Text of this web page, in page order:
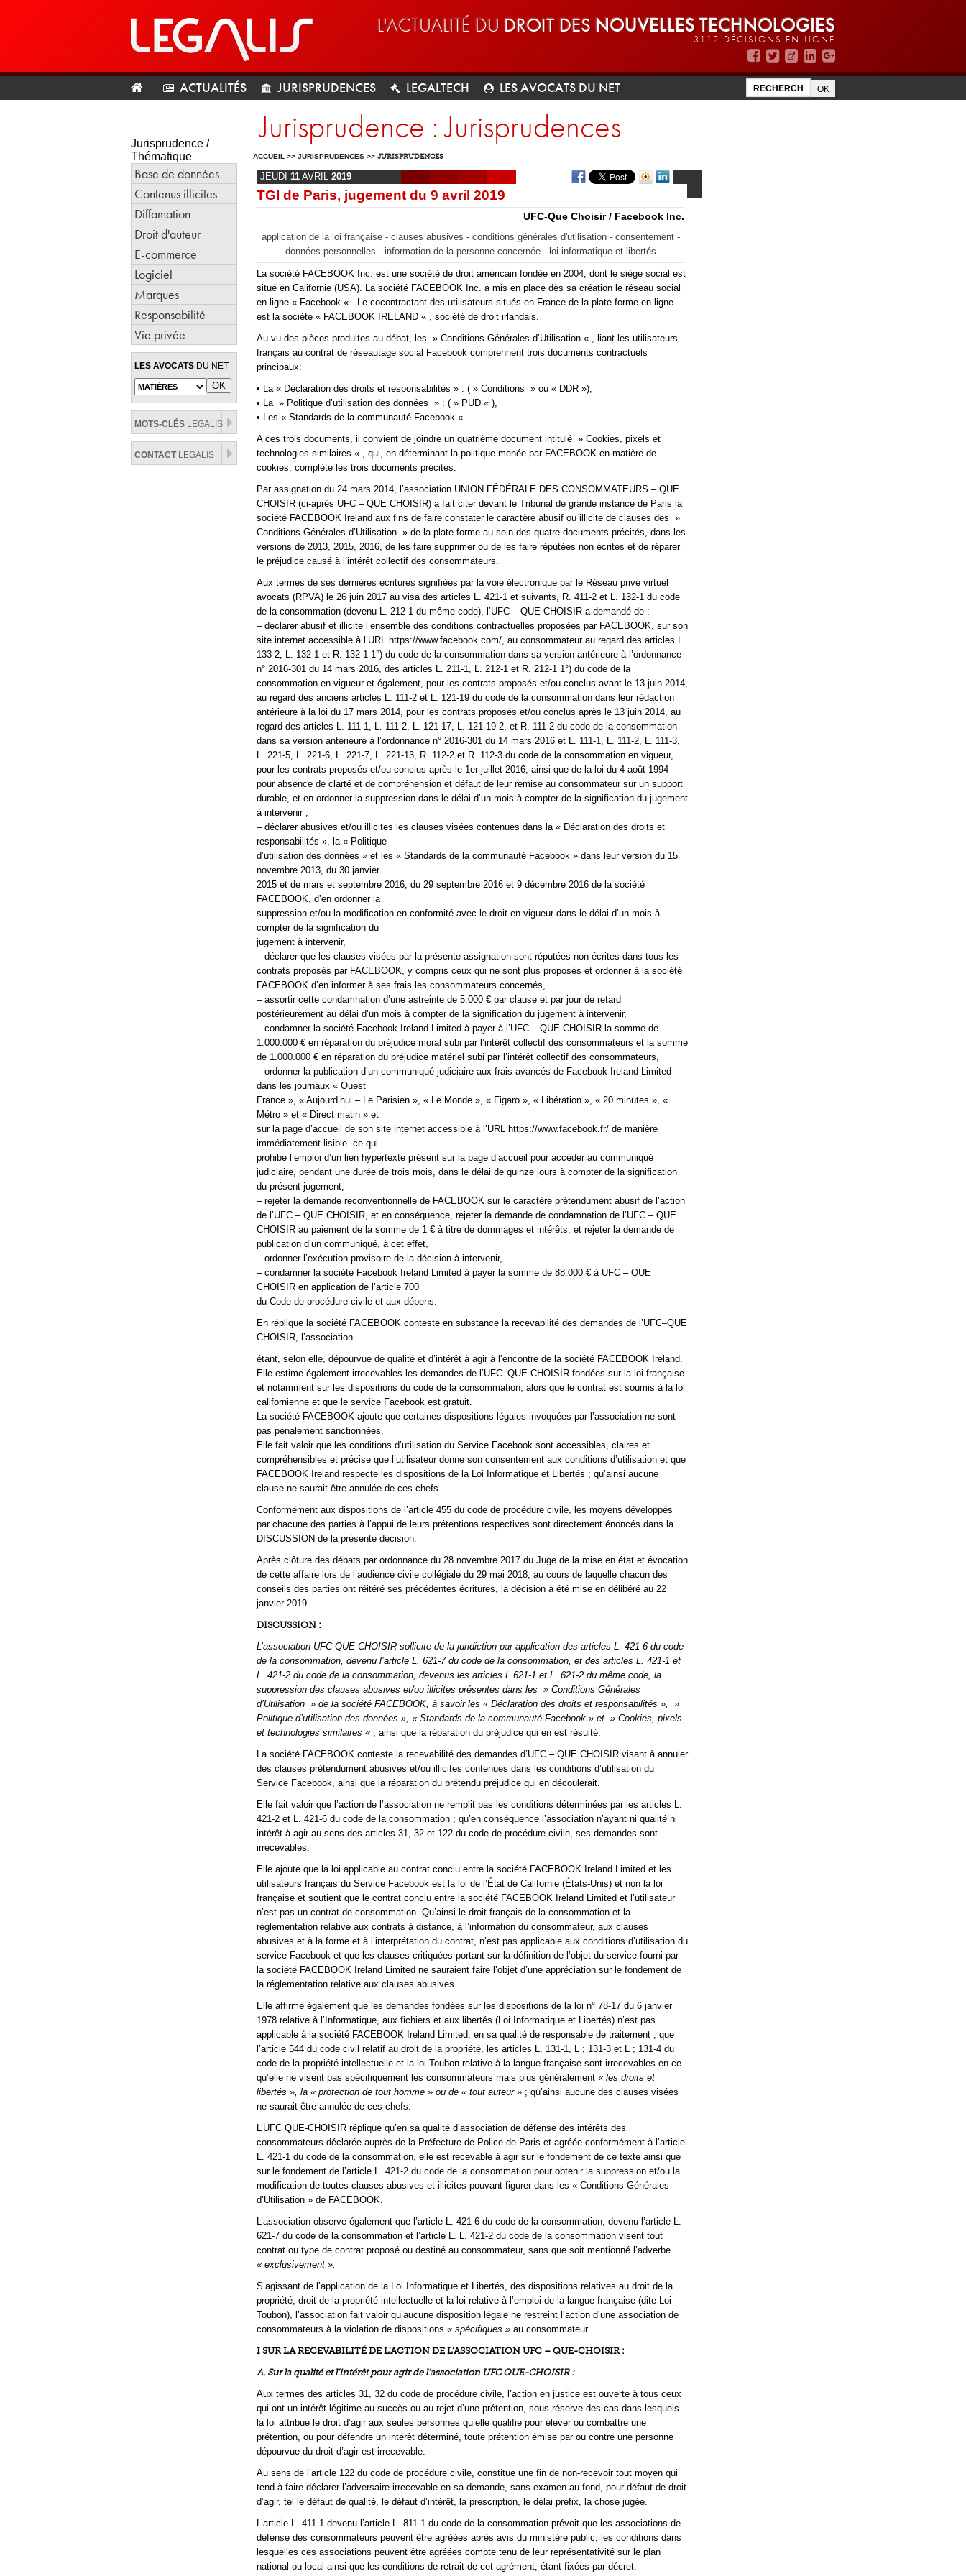
L'ACTUALITÉ DU DROIT DES NOUVELLES TECHNOLOGIES
3112 DÉCISIONS EN LIGNE
ACTUALITÉS JURISPRUDENCES LEGALTECH LES AVOCATS DU NET
Jurisprudence /
Thématique
Base de données
Contenus illicites
Diffamation
Droit d'auteur
E-commerce
Logiciel
Marques
Responsabilité
Vie privée
LES AVOCATS DU NET
MOTS-CLÉS LEGALIS
CONTACTLEGALIS
Jurisprudence : Jurisprudences
ACCUEIL >> JURISPRUDENCES >> JURISPRUDENCES
JEUDI 11 AVRIL 2019
TGI de Paris, jugement du 9 avril 2019
UFC-Que Choisir / Facebook Inc.
application de la loi française - clauses abusives - conditions générales d'utilisation - consentement -
données personnelles - information de la personne concernée - loi informatique et libertés
La société FACEBOOK Inc. est une société de droit américain fondée en 2004, dont le siège social est
situé en Californie (USA). La société FACEBOOK Inc. a mis en place dès sa création le réseau social
en ligne « Facebook « . Le cocontractant des utilisateurs situés en France de la plate-forme en ligne
est la société « FACEBOOK IRELAND « , société de droit irlandais.
Au vu des pièces produites au débat, les » Conditions Générales d’Utilisation « , liant les utilisateurs
français au contrat de réseautage social Facebook comprennent trois documents contractuels
principaux:
• La « Déclaration des droits et responsabilités » : ( » Conditions » ou « DDR »),
• La » Politique d’utilisation des données » : ( » PUD « ),
• Les « Standards de la communauté Facebook « .
A ces trois documents, il convient de joindre un quatrième document intitulé » Cookies, pixels et
technologies similaires « , qui, en déterminant la politique menée par FACEBOOK en matière de
cookies, complète les trois documents précités.
Par assignation du 24 mars 2014, l’association UNION FÉDÉRALE DES CONSOMMATEURS – QUE
CHOISIR (ci-après UFC – QUE CHOISIR) a fait citer devant le Tribunal de grande instance de Paris la
société FACEBOOK Ireland aux fins de faire constater le caractère abusif ou illicite de clauses des »
Conditions Générales d’Utilisation » de la plate-forme au sein des quatre documents précités, dans les
versions de 2013, 2015, 2016, de les faire supprimer ou de les faire réputées non écrites et de réparer
le préjudice causé à l’intérêt collectif des consommateurs.
Aux termes de ses dernières écritures signifiées par la voie électronique par le Réseau privé virtuel
avocats (RPVA) le 26 juin 2017 au visa des articles L. 421-1 et suivants, R. 411-2 et L. 132-1 du code
de la consommation (devenu L. 212-1 du même code), l’UFC – QUE CHOISIR a demandé de :
– déclarer abusif et illicite l’ensemble des conditions contractuelles proposées par FACEBOOK, sur son
site internet accessible à l’URL https://www.facebook.com/, au consommateur au regard des articles L.
133-2, L. 132-1 et R. 132-1 1°) du code de la consommation dans sa version antérieure à l’ordonnance
n° 2016-301 du 14 mars 2016, des articles L. 211-1, L. 212-1 et R. 212-1 1°) du code de la
consommation en vigueur et également, pour les contrats proposés et/ou conclus avant le 13 juin 2014,
au regard des anciens articles L. 111-2 et L. 121-19 du code de la consommation dans leur rédaction
antérieure à la loi du 17 mars 2014, pour les contrats proposés et/ou conclus après le 13 juin 2014, au
regard des articles L. 111-1, L. 111-2, L. 121-17, L. 121-19-2, et R. 111-2 du code de la consommation
dans sa version antérieure à l’ordonnance n° 2016-301 du 14 mars 2016 et L. 111-1, L. 111-2, L. 111-3,
L. 221-5, L. 221-6, L. 221-7, L. 221-13, R. 112-2 et R. 112-3 du code de la consommation en vigueur,
pour les contrats proposés et/ou conclus après le 1er juillet 2016, ainsi que de la loi du 4 août 1994
pour absence de clarté et de compréhension et défaut de leur remise au consommateur sur un support
durable, et en ordonner la suppression dans le délai d’un mois à compter de la signification du jugement
à intervenir ;
– déclarer abusives et/ou illicites les clauses visées contenues dans la « Déclaration des droits et
responsabilités », la « Politique
d’utilisation des données » et les « Standards de la communauté Facebook » dans leur version du 15
novembre 2013, du 30 janvier
2015 et de mars et septembre 2016, du 29 septembre 2016 et 9 décembre 2016 de la société
FACEBOOK, d’en ordonner la
suppression et/ou la modification en conformité avec le droit en vigueur dans le délai d’un mois à
compter de la signification du
jugement à intervenir,
– déclarer que les clauses visées par la présente assignation sont réputées non écrites dans tous les
contrats proposés par FACEBOOK, y compris ceux qui ne sont plus proposés et ordonner à la société
FACEBOOK d’en informer à ses frais les consommateurs concernés,
– assortir cette condamnation d’une astreinte de 5.000 € par clause et par jour de retard
postérieurement au délai d’un mois à compter de la signification du jugement à intervenir,
– condamner la société Facebook Ireland Limited à payer à l’UFC – QUE CHOISIR la somme de
1.000.000 € en réparation du préjudice moral subi par l’intérêt collectif des consommateurs et la somme
de 1.000.000 € en réparation du préjudice matériel subi par l’intérêt collectif des consommateurs,
– ordonner la publication d’un communiqué judiciaire aux frais avancés de Facebook Ireland Limited
dans les journaux « Ouest
France », « Aujourd’hui – Le Parisien », « Le Monde », « Figaro », « Libération », « 20 minutes », «
Métro » et « Direct matin » et
sur la page d’accueil de son site internet accessible à l’URL https://www.facebook.fr/ de manière
immédiatement lisible- ce qui
prohibe l’emploi d’un lien hypertexte présent sur la page d’accueil pour accéder au communiqué
judiciaire, pendant une durée de trois mois, dans le délai de quinze jours à compter de la signification
du présent jugement,
– rejeter la demande reconventionnelle de FACEBOOK sur le caractère prétendument abusif de l’action
de l’UFC – QUE CHOISIR, et en conséquence, rejeter la demande de condamnation de l’UFC – QUE
CHOISIR au paiement de la somme de 1 € à titre de dommages et intérêts, et rejeter la demande de
publication d’un communiqué, à cet effet,
– ordonner l’exécution provisoire de la décision à intervenir,
– condamner la société Facebook Ireland Limited à payer la somme de 88.000 € à UFC – QUE
CHOISIR en application de l’article 700
du Code de procédure civile et aux dépens.
En réplique la société FACEBOOK conteste en substance la recevabilité des demandes de l’UFC–QUE
CHOISIR, l’association
étant, selon elle, dépourvue de qualité et d’intérêt à agir à l’encontre de la société FACEBOOK Ireland.
Elle estime également irrecevables les demandes de l’UFC–QUE CHOISIR fondées sur la loi française
et notamment sur les dispositions du code de la consommation, alors que le contrat est soumis à la loi
californienne et que le service Facebook est gratuit.
La société FACEBOOK ajoute que certaines dispositions légales invoquées par l’association ne sont
pas pénalement sanctionnées.
Elle fait valoir que les conditions d’utilisation du Service Facebook sont accessibles, claires et
compréhensibles et précise que l’utilisateur donne son consentement aux conditions d’utilisation et que
FACEBOOK Ireland respecte les dispositions de la Loi Informatique et Libertés ; qu’ainsi aucune
clause ne saurait être annulée de ces chefs.
Conformément aux dispositions de l’article 455 du code de procédure civile, les moyens développés
par chacune des parties à l’appui de leurs prétentions respectives sont directement énoncés dans la
DISCUSSION de la présente décision.
Après clôture des débats par ordonnance du 28 novembre 2017 du Juge de la mise en état et évocation
de cette affaire lors de l’audience civile collégiale du 29 mai 2018, au cours de laquelle chacun des
conseils des parties ont réitéré ses précédentes écritures, la décision a été mise en délibéré au 22
janvier 2019.
DISCUSSION :
L’association UFC QUE-CHOISIR sollicite de la juridiction par application des articles L. 421-6 du code
de la consommation, devenu l’article L. 621-7 du code de la consommation, et des articles L. 421-1 et
L. 421-2 du code de la consommation, devenus les articles L.621-1 et L. 621-2 du même code, la
suppression des clauses abusives et/ou illicites présentes dans les » Conditions Générales
d’Utilisation » de la société FACEBOOK, à savoir les « Déclaration des droits et responsabilités », »
Politique d’utilisation des données », « Standards de la communauté Facebook » et » Cookies, pixels
et technologies similaires « , ainsi que la réparation du préjudice qui en est résulté.
La société FACEBOOK conteste la recevabilité des demandes d’UFC – QUE CHOISIR visant à annuler
des clauses prétendument abusives et/ou illicites contenues dans les conditions d’utilisation du
Service Facebook, ainsi que la réparation du prétendu préjudice qui en découlerait.
Elle fait valoir que l’action de l’association ne remplit pas les conditions déterminées par les articles L.
421-2 et L. 421-6 du code de la consommation ; qu’en conséquence l’association n’ayant ni qualité ni
intérêt à agir au sens des articles 31, 32 et 122 du code de procédure civile, ses demandes sont
irrecevables.
Elle ajoute que la loi applicable au contrat conclu entre la société FACEBOOK Ireland Limited et les
utilisateurs français du Service Facebook est la loi de l’État de Californie (États-Unis) et non la loi
française et soutient que le contrat conclu entre la société FACEBOOK Ireland Limited et l’utilisateur
n’est pas un contrat de consommation. Qu’ainsi le droit français de la consommation et la
réglementation relative aux contrats à distance, à l’information du consommateur, aux clauses
abusives et à la forme et à l’interprétation du contrat, n’est pas applicable aux conditions d’utilisation du
service Facebook et que les clauses critiquées portant sur la définition de l’objet du service fourni par
la société FACEBOOK Ireland Limited ne sauraient faire l’objet d’une appréciation sur le fondement de
la réglementation relative aux clauses abusives.
Elle affirme également que les demandes fondées sur les dispositions de la loi n° 78-17 du 6 janvier
1978 relative à l’Informatique, aux fichiers et aux libertés (Loi Informatique et Libertés) n’est pas
applicable à la société FACEBOOK Ireland Limited, en sa qualité de responsable de traitement ; que
l’article 544 du code civil relatif au droit de la propriété, les articles L. 131-1, L ; 131-3 et L ; 131-4 du
code de la propriété intellectuelle et la loi Toubon relative à la langue française sont irrecevables en ce
qu’elle ne visent pas spécifiquement les consommateurs mais plus généralement « les droits et
libertés », la « protection de tout homme » ou de « tout auteur » ; qu’ainsi aucune des clauses visées
ne saurait être annulée de ces chefs.
L’UFC QUE-CHOISIR réplique qu’en sa qualité d’association de défense des intérêts des
consommateurs déclarée auprès de la Préfecture de Police de Paris et agréée conformément à l’article
L. 421-1 du code de la consommation, elle est recevable à agir sur le fondement de ce texte ainsi que
sur le fondement de l’article L. 421-2 du code de la consommation pour obtenir la suppression et/ou la
modification de toutes clauses abusives et illicites pouvant figurer dans les « Conditions Générales
d’Utilisation » de FACEBOOK.
L’association observe également que l’article L. 421-6 du code de la consommation, devenu l’article L.
621-7 du code de la consommation et l’article L. L. 421-2 du code de la consommation visent tout
contrat ou type de contrat proposé ou destiné au consommateur, sans que soit mentionné l’adverbe
« exclusivement ».
S’agissant de l’application de la Loi Informatique et Libertés, des dispositions relatives au droit de la
propriété, droit de la propriété intellectuelle et la loi relative à l’emploi de la langue française (dite Loi
Toubon), l’association fait valoir qu’aucune disposition légale ne restreint l’action d’une association de
consommateurs à la violation de dispositions « spécifiques » au consommateur.
I SUR LA RECEVABILITÉ DE L’ACTION DE L’ASSOCIATION UFC – QUE-CHOISIR :
A. Sur la qualité et l’intérêt pour agir de l’association UFC QUE-CHOISIR :
Aux termes des articles 31, 32 du code de procédure civile, l’action en justice est ouverte à tous ceux
qui ont un intérêt légitime au succès ou au rejet d’une prétention, sous réserve des cas dans lesquels
la loi attribue le droit d’agir aux seules personnes qu’elle qualifie pour élever ou combattre une
prétention, ou pour défendre un intérêt déterminé, toute prétention émise par ou contre une personne
dépourvue du droit d’agir est irrecevable.
Au sens de l’article 122 du code de procédure civile, constitue une fin de non-recevoir tout moyen qui
tend à faire déclarer l’adversaire irrecevable en sa demande, sans examen au fond, pour défaut de droit
d’agir, tel le défaut de qualité, le défaut d’intérêt, la prescription, le délai préfix, la chose jugée.
L’article L. 411-1 devenu l’article L. 811-1 du code de la consommation prévoit que les associations de
défense des consommateurs peuvent être agréées après avis du ministère public, les conditions dans
lesquelles ces associations peuvent être agréées compte tenu de leur représentativité sur le plan
national ou local ainsi que les conditions de retrait de cet agrément, étant fixées par décret.